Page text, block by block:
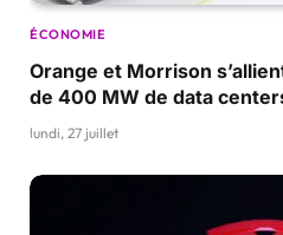
ÉCONOMIE
Orange et Morrison
de 400 MW de data
lundi, 27 juillet